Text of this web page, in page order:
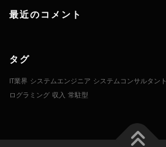
最近のコメント
タグ
IT業界 システムエンジニア システムコンサルタント
ログラミング 収入 常駐型